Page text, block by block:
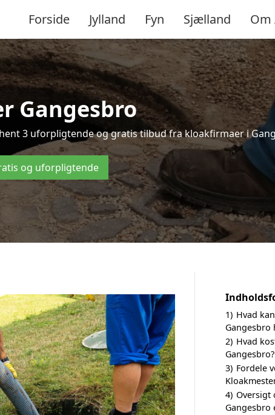
Forside Jylland Fyn Sjælland Om
Gangesbro
3 uforpligtende og gratis tilbud fra kloakfirmaer i
og uforpligtende
1) Hvad
Gangesbro
2) Hvad
Gangesbro?
3) Fordele
4) Oversigt
Gangesbro